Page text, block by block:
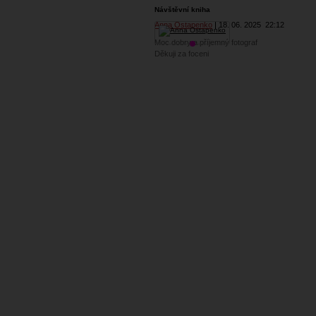
Návštěvní kniha
Anna Ostapenko 18. 06. 2025 22:12
Moc dobry a příjemný fotograf
Děkuji za foceni